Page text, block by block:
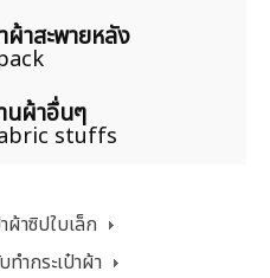
ผ้าสะพายหลัง
นผ้าอื่นๆ
stuffs
ผ้าซิปใบเล็ก
ำกระเป๋าผ้า